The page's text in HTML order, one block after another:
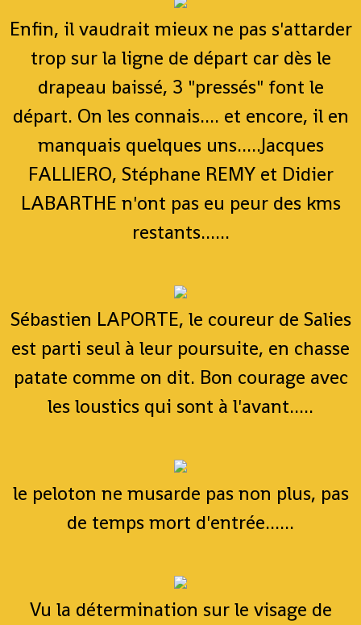
Enfin, il vaudrait mieux ne pas s'attarder
trop sur la ligne de départ car dès le
drapeau baissé, 3 "pressés" font le
départ. On les connais.... et encore, il en
manquais quelques uns.....Jacques
FALLIERO, Stéphane REMY et Didier
LABARTHE n'ont pas eu peur des kms
restants......
Sébastien LAPORTE, le coureur de Salies
est parti seul à leur poursuite, en chasse
patate comme on dit. Bon courage avec
les loustics qui sont à l'avant.....
le peloton ne musarde pas non plus, pas
de temps mort d'entrée......
Vu la détermination sur le visage de